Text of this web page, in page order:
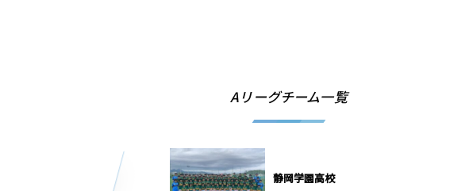
Aリーグチーム一覧
静岡学園⾼校